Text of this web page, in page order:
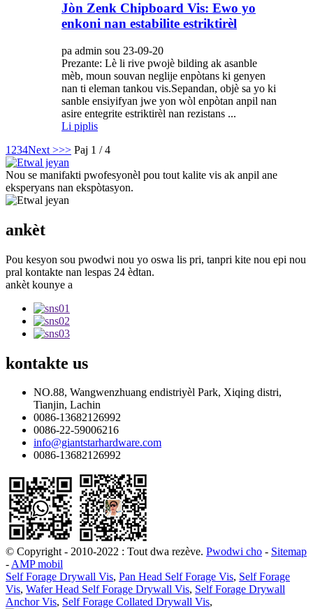
Jòn Zenk Chipboard Vis: Ewo yo
enkoni nan estabilite estriktirèl
pa admin sou 23-09-20
Prezante: Lè li rive pwojè bilding ak asanble
mèb, moun souvan neglije enpòtans ki genyen
nan ti eleman tankou vis.Sepandan, objè sa yo ki
sanble ensiyifyan jwe yon wòl enpòtan anpil nan
asire entegrite estriktirèl nan rezistans ...
Li piplis
1 234Next >>> Paj 1 / 4
Nou se manifakti pwofesyonèl pou tout kalite vis ak anpil ane
eksperyans nan ekspòtasyon.
ankèt
Pou kesyon sou pwodwi nou yo oswa lis pri, tanpri kite nou epi nou
pral kontakte nan lespas 24 èdtan.
ankèt kounye a
kontakte us
NO.88, Wangwenzhuang endistriyèl Park, Xiqing distri,
Tianjin, Lachin
0086-13682126992
0086-22-59006216
info@giantstarhardware.com
0086-13682126992
© Copyright - 2010-2022 : Tout dwa rezève. Pwodwi cho - Sitemap
-AMP mobil
Self Forage Drywall Vis, Pan Head Self Forage Vis, Self Forage
Vis, Wafer Head Self Forage Drywall Vis, Self Forage Drywall
Anchor Vis, Self Forage Collated Drywall Vis,